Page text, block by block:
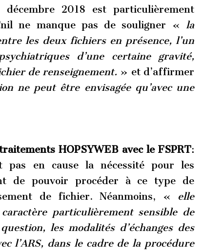
2018 est particulièrement
ne manque pas de souligner « la
les deux fichiers en présence, l’un
d’une certaine gravité,
de renseignement. » et d’affirmer
ne peut être envisagée qu’avec une
HOPSYWEB avec le FSPRT:
pas en cause la nécessité pour les
de pouvoir procéder à ce type de
de fichier. Néanmoins, « elle
particulièrement sensible de
les modalités d’échanges des
l’ARS, dans le cadre de la procédure